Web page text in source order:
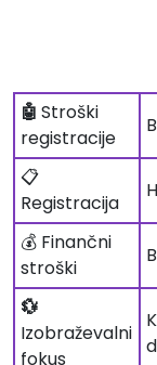
🤖 Stroški
registracije
📋
Registracija
💰 Finančni
stroški
💱
Izobraževalni
fokus